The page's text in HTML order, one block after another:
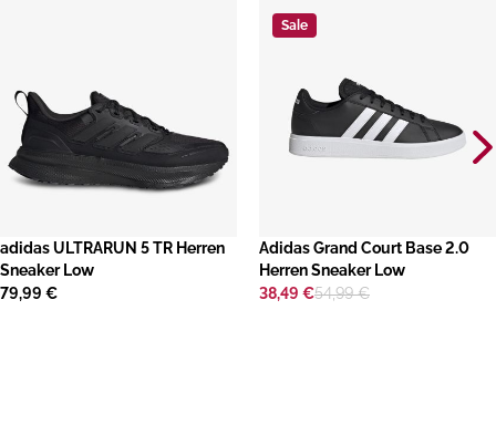
adidas ULTRARUN 5 TR Herren
Sneaker Low
79,99 €
Sale
​Adidas Grand Court Base 2.0
Herren Sneaker Low
38,49 €54,99 €